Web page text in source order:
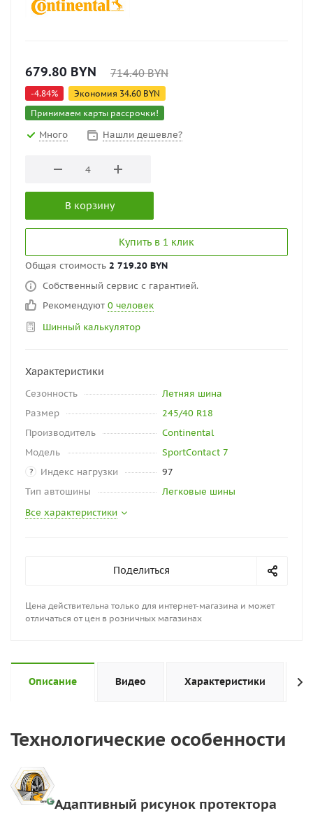
679.80 BYN 714.40BYN
-4.84% Экономия 34.60 BYN
Принимаем карты рассрочки!
Много Нашли дешевле?
В корзину
Купить в 1 клик
Общая стоимость 2 719.20 BYN
Собственный сервис с гарантией.
Рекомендуют 0 человек
Шинный калькулятор
Характеристики
Сезонность
Летняя шина
Размер
245/40 R18
Производитель
Continental
Модель
SportContact 7
? Индекс нагрузки
97
Тип автошины
Легковые шины
Все характеристики
Поделиться
Цена действительна только для интернет-магазина и может
отличаться от цен в розничных магазинах
Описание Видео Характеристики
Технологические особенности
Адаптивный рисунок протектора